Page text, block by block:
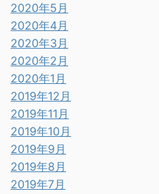
2020年5月
2020年4月
2020年3月
2020年2月
2020年1月
2019年12月
2019年11月
2019年10月
2019年9月
2019年8月
2019年7月